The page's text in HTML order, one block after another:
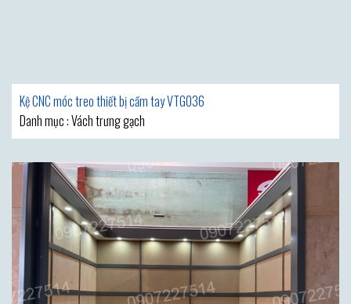
Kệ CNC móc treo thiết bị cầm tay VTG036
Danh mục : Vách trưng gạch